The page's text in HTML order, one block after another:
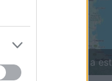
il piccolo sentiero